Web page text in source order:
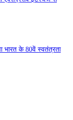
भारत के 80वें स्वतंत्रता